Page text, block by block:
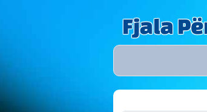
Fjala